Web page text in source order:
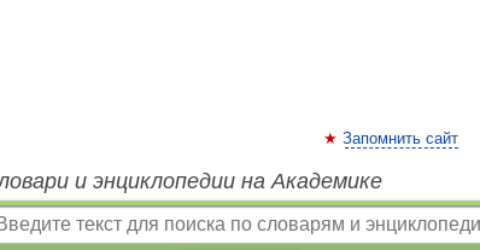
Запомнить сайт
и энциклопедии на Академике